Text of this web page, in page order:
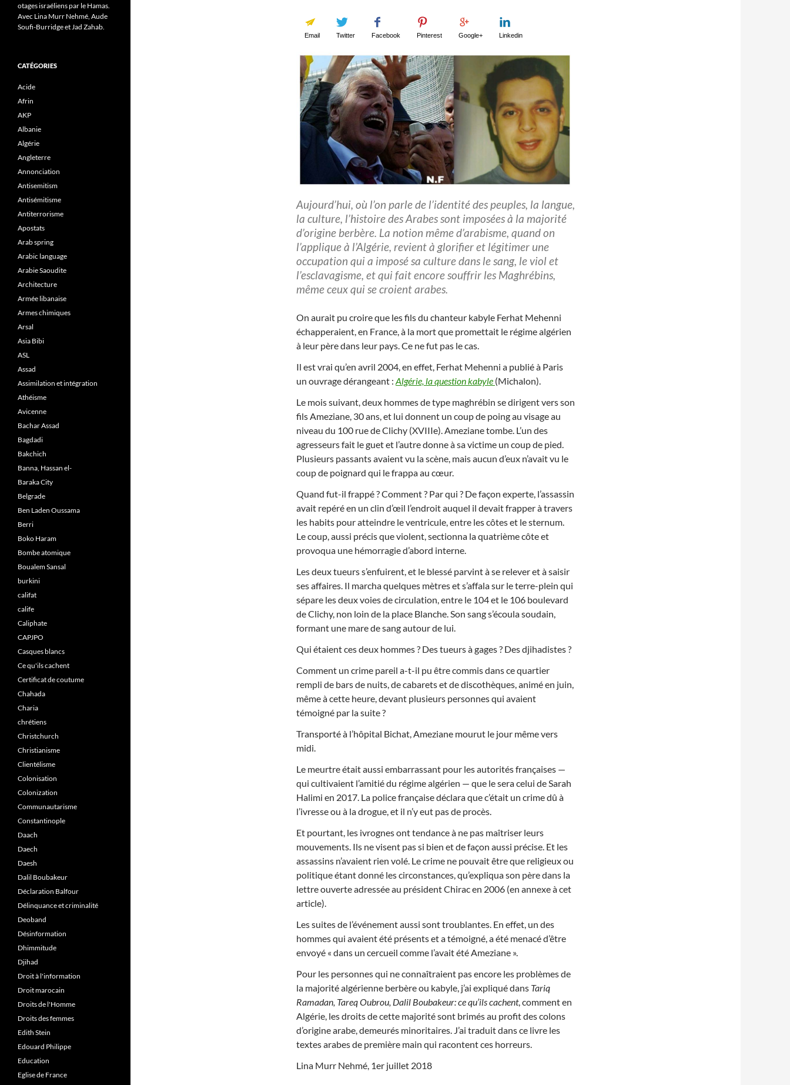
Email Twitter Facebook Pinterest Google+ Linkedin
Aujourd’hui, où l’on parle de l’identité des peuples, la langue,
la culture, l’histoire des Arabes sont imposées à la majorité
d’origine berbère. La notion même d’arabisme, quand on
l’applique à l’Algérie, revient à glorifier et légitimer une
occupation qui a imposé sa culture dans le sang, le viol et
l’esclavagisme, et qui fait encore souffrir les Maghrébins,
même ceux qui se croient arabes.
On aurait pu croire que les fils du chanteur kabyle Ferhat Mehenni
échapperaient, en France, à la mort que promettait le régime algérien
à leur père dans leur pays. Ce ne fut pas le cas.
Il est vrai qu’en avril 2004, en effet, Ferhat Mehenni a publié à Paris
un ouvrage dérangeant : Algérie, la question kabyle (Michalon).
Le mois suivant, deux hommes de type maghrébin se dirigent vers son
fils Ameziane, 30 ans, et lui donnent un coup de poing au visage au
niveau du 100 rue de Clichy (XVIIIe). Ameziane tombe. L’un des
agresseurs fait le guet et l’autre donne à sa victime un coup de pied.
Plusieurs passants avaient vu la scène, mais aucun d’eux n’avait vu le
coup de poignard qui le frappa au cœur.
Quand fut-il frappé ? Comment ? Par qui ? De façon experte, l’assassin
avait repéré en un clin d’œil l’endroit auquel il devait frapper à travers
les habits pour atteindre le ventricule, entre les côtes et le sternum.
Le coup, aussi précis que violent, sectionna la quatrième côte et
provoqua une hémorragie d’abord interne.
Les deux tueurs s’enfuirent, et le blessé parvint à se relever et à saisir
ses affaires. Il marcha quelques mètres et s’affala sur le terre-plein qui
sépare les deux voies de circulation, entre le 104 et le 106 boulevard
de Clichy, non loin de la place Blanche. Son sang s’écoula soudain,
formant une mare de sang autour de lui.
Qui étaient ces deux hommes ? Des tueurs à gages ? Des djihadistes ?
Comment un crime pareil a-t-il pu être commis dans ce quartier
rempli de bars de nuits, de cabarets et de discothèques, animé en juin,
même à cette heure, devant plusieurs personnes qui avaient
témoigné par la suite ?
Transporté à l’hôpital Bichat, Ameziane mourut le jour même vers
midi.
Le meurtre était aussi embarrassant pour les autorités françaises —
qui cultivaient l’amitié du régime algérien — que le sera celui de Sarah
Halimi en 2017. La police française déclara que c’était un crime dû à
l’ivresse ou à la drogue, et il n’y eut pas de procès.
Et pourtant, les ivrognes ont tendance à ne pas maîtriser leurs
mouvements. Ils ne visent pas si bien et de façon aussi précise. Et les
assassins n’avaient rien volé. Le crime ne pouvait être que religieux ou
politique étant donné les circonstances, qu’expliqua son père dans la
lettre ouverte adressée au président Chirac en 2006 (en annexe à cet
article).
Les suites de l’événement aussi sont troublantes. En effet, un des
hommes qui avaient été présents et a témoigné, a été menacé d’être
envoyé « dans un cercueil comme l’avait été Ameziane ».
Pour les personnes qui ne connaîtraient pas encore les problèmes de
la majorité algérienne berbère ou kabyle, j’ai expliqué dans Tariq
Ramadan, Tareq Oubrou, Dalil Boubakeur: ce qu’ils cachent, comment en
Algérie, les droits de cette majorité sont brimés au profit des colons
d’origine arabe, demeurés minoritaires. J’ai traduit dans ce livre les
textes arabes de première main qui racontent ces horreurs.
Lina Murr Nehmé, 1er juillet 2018
otages israéliens par le Hamas.
Avec Lina Murr Nehmé, Aude
Soufi-Burridge et Jad Zahab.
CATÉGORIES
Acide
Afrin
AKP
Albanie
Algérie
Angleterre
Annonciation
Antisemitism
Antisémitisme
Antiterrorisme
Apostats
Arab spring
Arabic language
Arabie Saoudite
Architecture
Armée libanaise
Armes chimiques
Arsal
Asia Bibi
ASL
Assad
Assimilation et intégration
Athéisme
Avicenne
Bachar Assad
Bagdadi
Bakchich
Banna, Hassan el-
Baraka City
Belgrade
Ben Laden Oussama
Berri
Boko Haram
Bombe atomique
Boualem Sansal
burkini
califat
calife
Caliphate
CAPJPO
Casques blancs
Ce qu'ils cachent
Certificat de coutume
Chahada
Charia
chrétiens
Christchurch
Christianisme
Clientélisme
Colonisation
Colonization
Communautarisme
Constantinople
Daach
Daech
Daesh
Dalil Boubakeur
Déclaration Balfour
Délinquance et criminalité
Deoband
Désinformation
Dhimmitude
Djihad
Droit à l'information
Droit marocain
Droits de l'Homme
Droits des femmes
Edith Stein
Edouard Philippe
Education
Eglise de France